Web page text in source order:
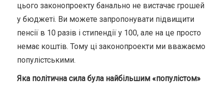
цього законопроекту банально не вистачає грошей
у бюджеті. Ви можете запропонувати підвищити
пенсії в 10 разів і стипендії у 100, але на це просто
немає коштів. Тому ці законопроекти ми вважаємо
популістськими.
Яка політична сила була найбільшим «популістом»